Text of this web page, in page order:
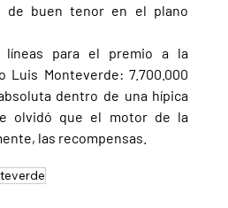
de buen tenor en el plano
líneas para el premio a la
Luis Monteverde: 7.700.000
dentro de una hípica
olvidó que el motor de la
las recompensas.